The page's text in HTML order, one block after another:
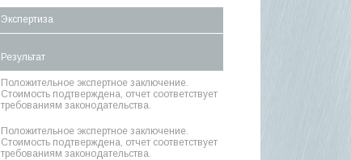
Экспертиза
Результат
Положительное экспертное заключение.
Стоимость подтверждена, отчет соответствует
требованиям законодательства.
Положительное экспертное заключение.
Стоимость подтверждена, отчет соответствует
требованиям законодательства.